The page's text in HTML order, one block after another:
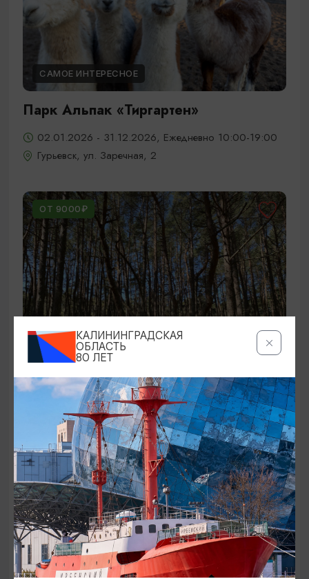
САМОЕ ИНТЕРЕСНОЕ
Парк Альпак «Тиргартен»
02.01.2026 - 31.12.2026, Ежедневно 10:00-19:00
Гурьевск, ул. Заречная, 2
ОТ 9000₽
ЭКСКУРСИИ УЧРЕЖДЕНИЙ КУЛЬТУРЫ
Аудиоспектакль «Истории Куршской
косы»
01.02.2026 - 31.12.2026, 13:00
Куршская коса
ОТ 2500₽
КАЛИНИНГРАДСКАЯ
ОБЛАСТЬ
80 ЛЕТ